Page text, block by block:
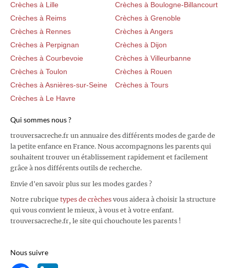
Crèches à Lille
Crèches à Boulogne-Billancourt
Crèches à Reims
Crèches à Grenoble
Crèches à Rennes
Crèches à Angers
Crèches à Perpignan
Crèches à Dijon
Crèches à Courbevoie
Crèches à Villeurbanne
Crèches à Toulon
Crèches à Rouen
Crèches à Asnières-sur-Seine
Crèches à Tours
Crèches à Le Havre
Qui sommes nous ?
trouversacreche.fr un annuaire des différents modes de garde de
la petite enfance en France. Nous accompagnons les parents qui
souhaitent trouver un établissement rapidement et facilement
grâce à nos différents outils de recherche.
Envie d'en savoir plus sur les modes gardes ?
Notre rubrique types de crèches vous aidera à choisir la structure
qui vous convient le mieux, à vous et à votre enfant.
trouversacreche.fr, le site qui chouchoute les parents !
Nous suivre